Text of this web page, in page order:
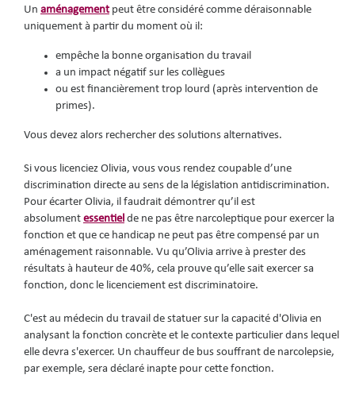
Un aménagement peut être considéré comme déraisonnable
uniquement à partir du moment où il:
empêche la bonne organisation du travail
a un impact négatif sur les collègues
ou est financièrement trop lourd (après intervention de
primes).
Vous devez alors rechercher des solutions alternatives.
Si vous licenciez Olivia, vous vous rendez coupable d’une
discrimination directe au sens de la législation antidiscrimination.
Pour écarter Olivia, il faudrait démontrer qu’il est
absolument essentiel de ne pas être narcoleptique pour exercer la
fonction et que ce handicap ne peut pas être compensé par un
aménagement raisonnable. Vu qu’Olivia arrive à prester des
résultats à hauteur de 40%, cela prouve qu’elle sait exercer sa
fonction, donc le licenciement est discriminatoire.
C'est au médecin du travail de statuer sur la capacité d'Olivia en
analysant la fonction concrète et le contexte particulier dans lequel
elle devra s'exercer. Un chauffeur de bus souffrant de narcolepsie,
par exemple, sera déclaré inapte pour cette fonction.